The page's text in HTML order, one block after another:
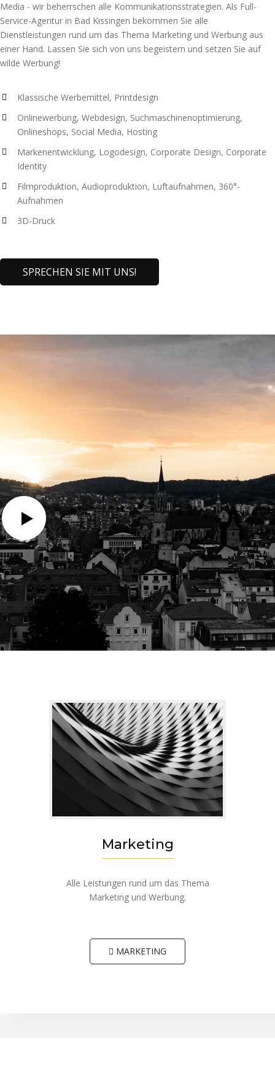
Media - wir beherrschen alle Kommunikationsstrategien. Als Full-
Service-Agentur in Bad Kissingen bekommen Sie alle
Dienstleistungen rund um das Thema Marketing und Werbung aus
einer Hand. Lassen Sie sich von uns begeistern und setzen Sie auf
wilde Werbung!
Klassische Werbemittel, Printdesign
Onlinewerbung, Webdesign, Suchmaschinenoptimierung,
Onlineshops, Social Media, Hosting
Markenentwicklung, Logodesign, Corporate Design, Corporate
Identity
Filmproduktion, Audioproduktion, Luftaufnahmen, 360°-
Aufnahmen
3D-Druck
SPRECHEN SIE MIT UNS!
Marketing
Alle Leistungen rund um das Thema
Marketing und Werbung.
MARKETING